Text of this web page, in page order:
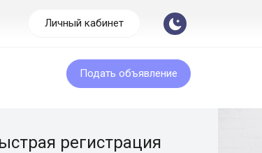
Личный кабинет
Подать объявление
Бесплатная подача